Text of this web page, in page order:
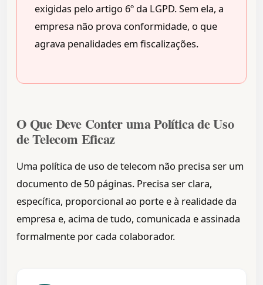
exigidas pelo artigo 6º da LGPD. Sem ela, a
empresa não prova conformidade, o que
agrava penalidades em fiscalizações.
O Que Deve Conter uma Política de Uso
de Telecom Eficaz
Uma política de uso de telecom não precisa ser um
documento de 50 páginas. Precisa ser clara,
específica, proporcional ao porte e à realidade da
empresa e, acima de tudo, comunicada e assinada
formalmente por cada colaborador.